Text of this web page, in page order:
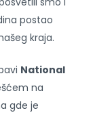
postao
kraja.
National
na
gde je